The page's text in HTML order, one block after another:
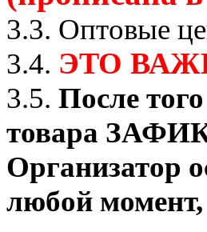
3.3. Оптовые
3.4. ЭТО
3.5. После
товара
Организатор
любой момент,